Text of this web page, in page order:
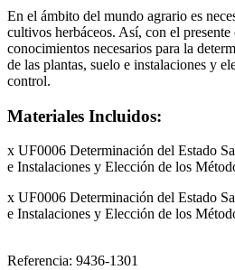
En el ámbito del mundo agrario es
cultivos herbáceos. Así, con el
conocimientos necesarios para la
de las plantas, suelo e instalaciones y
control.
Materiales Incluidos:
x UF0006 Determinación del Estado
e Instalaciones y Elección de los
x UF0006 Determinación del Estado
e Instalaciones y Elección de los
Referencia: 9436-1301